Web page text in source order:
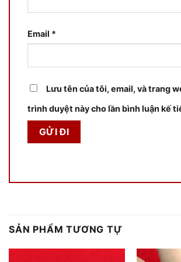
Email *
Lưu tên của tôi, email, và trang
trình duyệt này cho lần bình luận kế
SẢN PHẨM TƯƠNG TỰ